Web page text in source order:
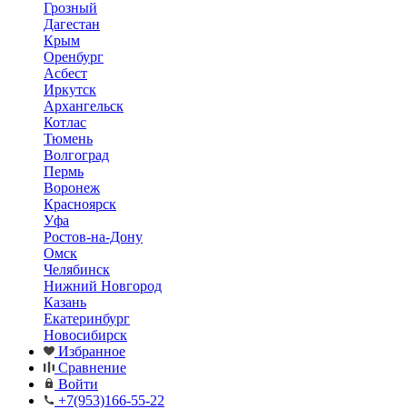
Грозный
Дагестан
Крым
Оренбург
Асбест
Иркутск
Архангельск
Котлас
Тюмень
Волгоград
Пермь
Воронеж
Красноярск
Уфа
Ростов-на-Дону
Омск
Челябинск
Нижний Новгород
Казань
Екатеринбург
Новосибирск
Избранное
Сравнение
Войти
+7(953)166-55-22